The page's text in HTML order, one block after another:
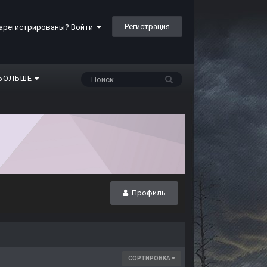
Войти Регистрация
Профиль
СОРТИРОВКА